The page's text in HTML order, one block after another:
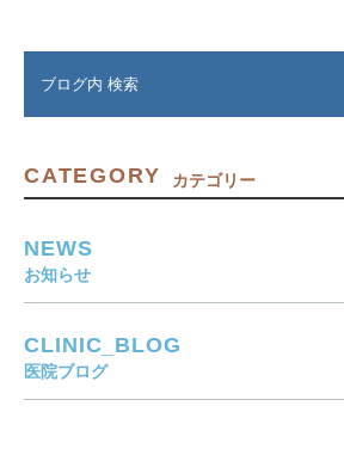
CATEGORY カテゴリー
NEWS
お知らせ
CLINIC_BLOG
医院ブログ